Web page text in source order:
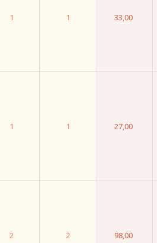
1 1 33,00
1 1 27,00
2 2 98,00